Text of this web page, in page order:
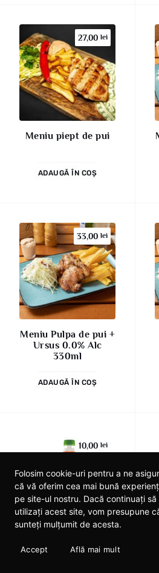
27,00lei
Meniu piept de pui
ADAUGĂ ÎN COȘ
33,00lei
Meniu Pulpa de pui +
Ursus 0.0% Alc
330ml
ADAUGĂ ÎN COȘ
10,00lei
Mirinda 500ml
Folosim cookie-uri pentru a ne
că vă oferim cea mai bună
pe site-ul nostru. Dacă continuați să
utilizați acest site, vom presupune
sunteți mulțumit de acesta.
Accept Află mai mult